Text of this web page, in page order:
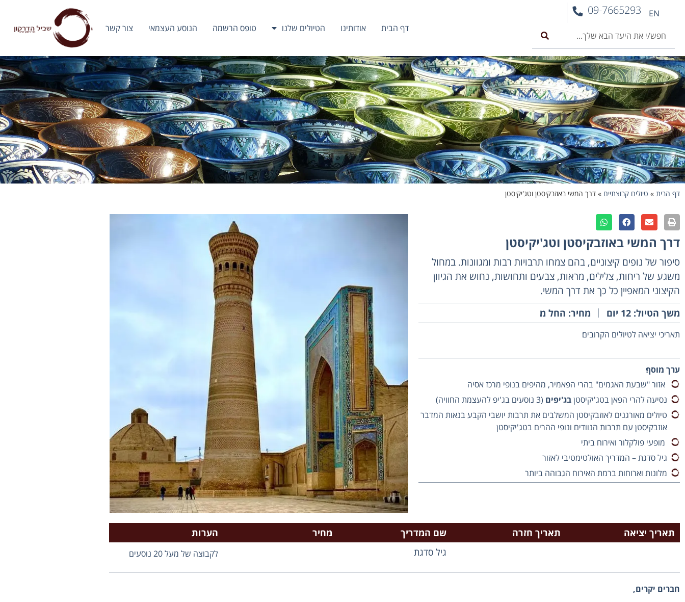
EN
09-7665293
דף הבית אודותינו הטיולים שלנו טופס הרשמה הנוסע העצמאי צור קשר
דף הבית » טיולים קבוצתיים » דרך המשי באוזבקיסטן וטג'יקיסטן
דרך המשי באוזבקיסטן וטג'יקיסטן
סיפור של נופים קיצוניים, בהם צמחו תרבויות רבות ומגוונות. במחול
משגע של ריחות, צלילים, מראות, צבעים ותחושות, נחוש את הגיוון
הקיצוני המאפיין כל כך את דרך המשי.
משך הטיול: 12 יום מחיר: החל מ׃
תאריכי יציאה לטיולים הקרובים׃
ערך מוסף׃
אזור "שבעת האגמים" בהרי הפאמיר, מהיפים בנופי מרכז אסיה
נסיעה להרי הפאן בטג'יקיסטןבג'יפים (3 נוסעים בג'יפ להעצמת החוויה)
טיולים מאורגנים לאוזבקיסטן המשלבים את תרבות יושבי הקבע בנאות המדבר
אוזבקיסטן עם תרבות הנוודים ונופי ההרים בטג'יקיסטן
מופעי פולקלור ואירוח ביתי
גיל סדגת – המדריך האולטימטיבי לאזור
מלונות וארוחות ברמת האירוח הגבוהה ביותר
תאריך יציאה תאריך חזרה שם המדריך מחיר
הערות
גיל סדגת
לקבוצה של מעל 20 נוסעים
חברים יקרים,